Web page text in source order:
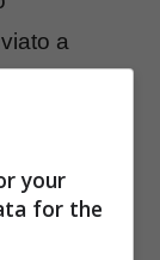
a
è
your
for the